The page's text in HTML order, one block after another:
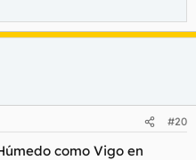
#20
como Vigo en